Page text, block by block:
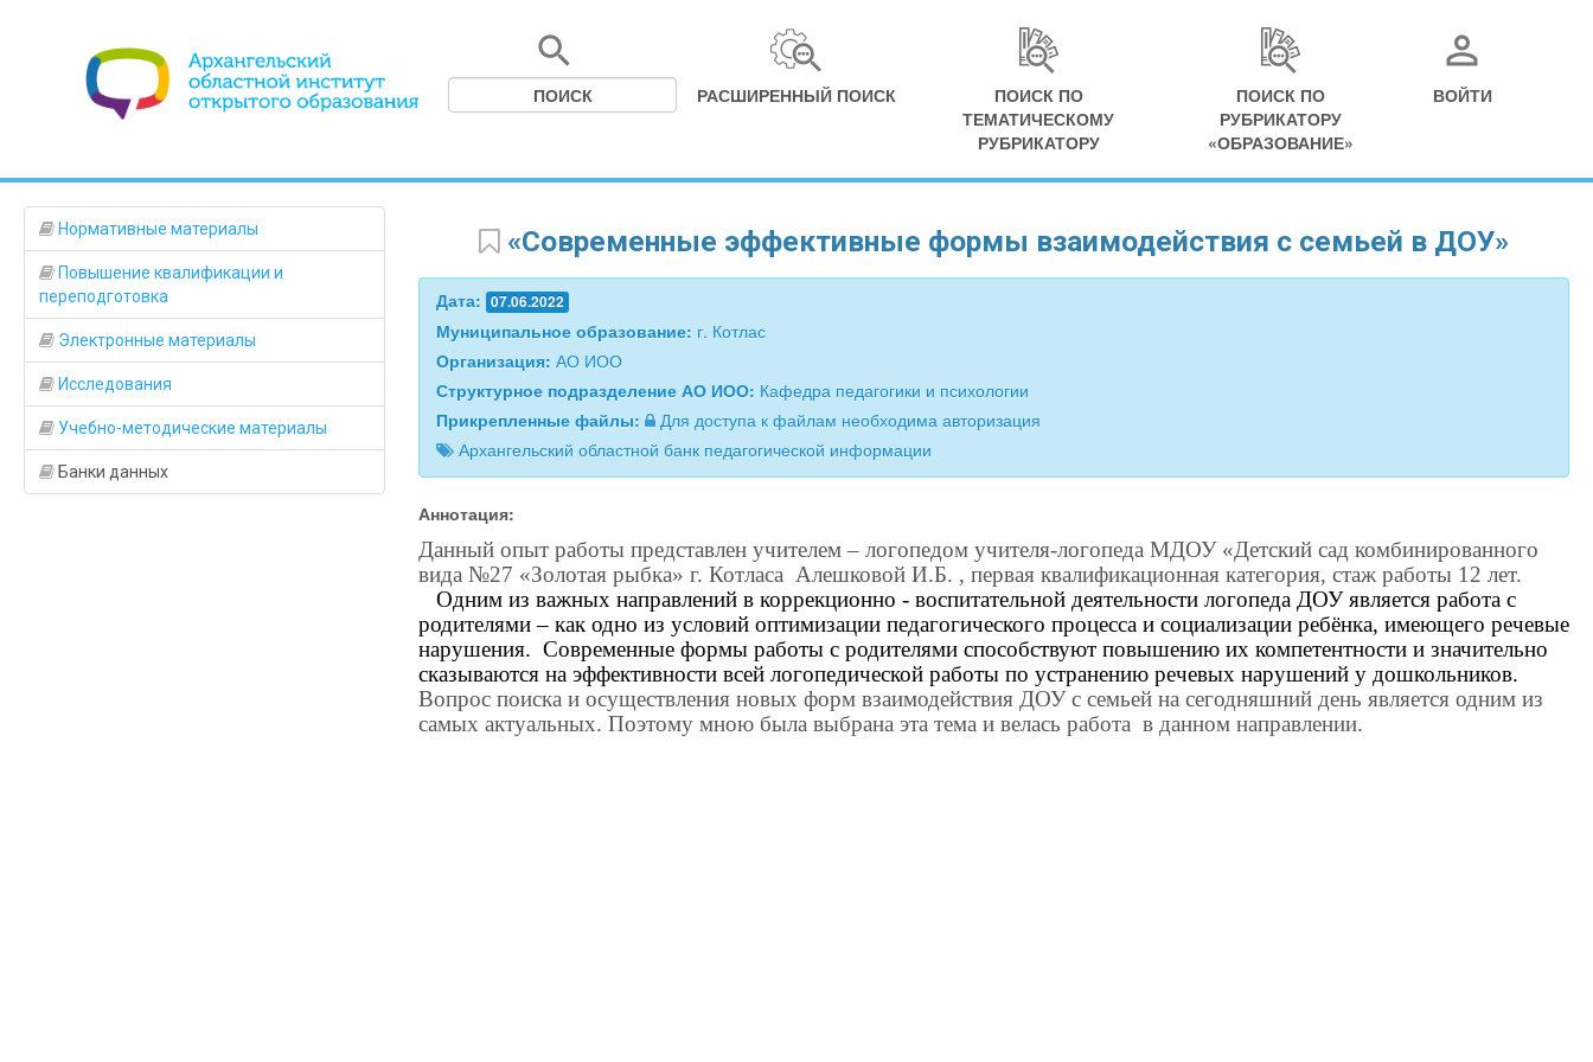
РАСШИРЕННЫЙ ПОИСК
ПОИСК ПО
ТЕМАТИЧЕСКОМУ
РУБРИКАТОРУ
ПОИСК ПО
РУБРИКАТОРУ
«ОБРАЗОВАНИЕ»
ВОЙТИ
Нормативные материалы
Повышение квалификации и
переподготовка
Электронные материалы
Исследования
Учебно-методические материалы
Банки данных
«Современные эффективные формы взаимодействия с семьей в ДОУ»
Дата: 07.06.2022
Муниципальное образование: г. Котлас
Организация: АО ИОО
Структурное подразделение АО ИОО: Кафедра педагогики и психологии
Прикрепленные файлы:
Для доступа к файлам необходима авторизация
Архангельский областной банк педагогической информации
Аннотация:
Данный опыт работы представлен учителем – логопедом учителя-логопеда МДОУ «Детский сад комбинированного
вида №27 «Золотая рыбка» г. Котласа Алешковой И.Б. , первая квалификационная категория, стаж работы 12 лет.
Одним из важных направлений в коррекционно - воспитательной деятельности логопеда ДОУ является работа с
родителями – как одно из условий оптимизации педагогического процесса и социализации ребёнка, имеющего речевые
нарушения. Современные формы работы с родителями способствуют повышению их компетентности и значительно
сказываются на эффективности всей логопедической работы по устранению речевых нарушений у дошкольников.
Вопрос поиска и осуществления новых форм взаимодействия ДОУ с семьей на сегодняшний день является одним из
самых актуальных. Поэтому мною была выбрана эта тема и велась работа в данном направлении.